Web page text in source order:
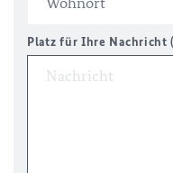
Platz für Ihre Nachricht